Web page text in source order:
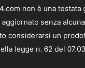
non è una testata
senza
considerarsi un
legge n. 62 del